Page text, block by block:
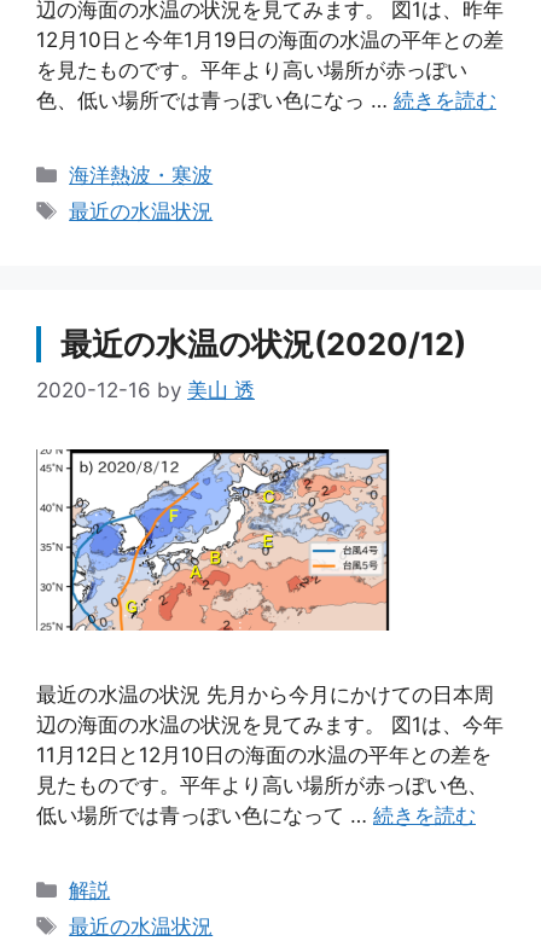
辺の海面の水温の状況を見てみます。 図1は、昨年
12月10日と今年1月19日の海面の水温の平年との差
を見たものです。平年より高い場所が赤っぽい
色、低い場所では青っぽい色になっ … 続きを読む
カ
テ
海洋熱波・寒波
タ
最近の水温状況
最近の水温の状況(2020/12)
2020-12-16 by 美山 透
最近の水温の状況 先月から今月にかけての日本周
辺の海面の水温の状況を見てみます。 図1は、今年
11月12日と12月10日の海面の水温の平年との差を
見たものです。平年より高い場所が赤っぽい色、
低い場所では青っぽい色になって … 続きを読む
カ
テ
解説
タ
最近の水温状況